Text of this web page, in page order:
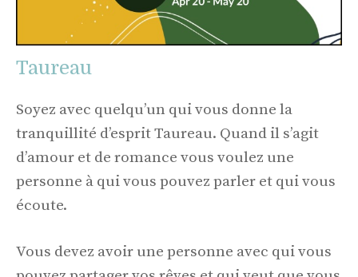
Taureau
Soyez avec quelqu’un qui vous donne la
tranquillité d’esprit Taureau. Quand il s’agit
d’amour et de romance vous voulez une
personne à qui vous pouvez parler et qui vous
écoute.
Vous devez avoir une personne avec qui vous